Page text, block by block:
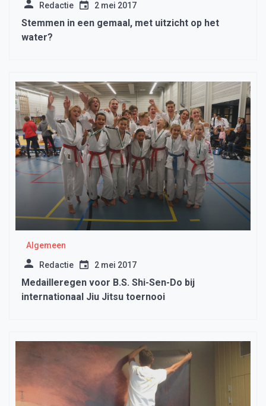
Redactie 2 mei 2017
Stemmen in een gemaal, met uitzicht op het
water?
Algemeen
Redactie 2 mei 2017
Medailleregen voor B.S. Shi-Sen-Do bij
internationaal Jiu Jitsu toernooi